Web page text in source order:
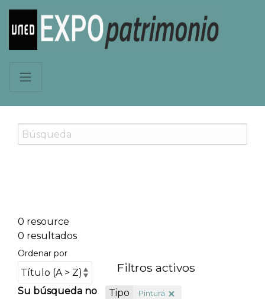
0 resource
0 resultados
Ordenar por
Su búsqueda no
Filtros activos
Tipo Pintura